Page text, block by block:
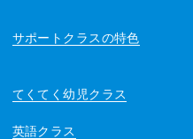
サポートクラスの特色
てくてく幼児クラス
英語クラス